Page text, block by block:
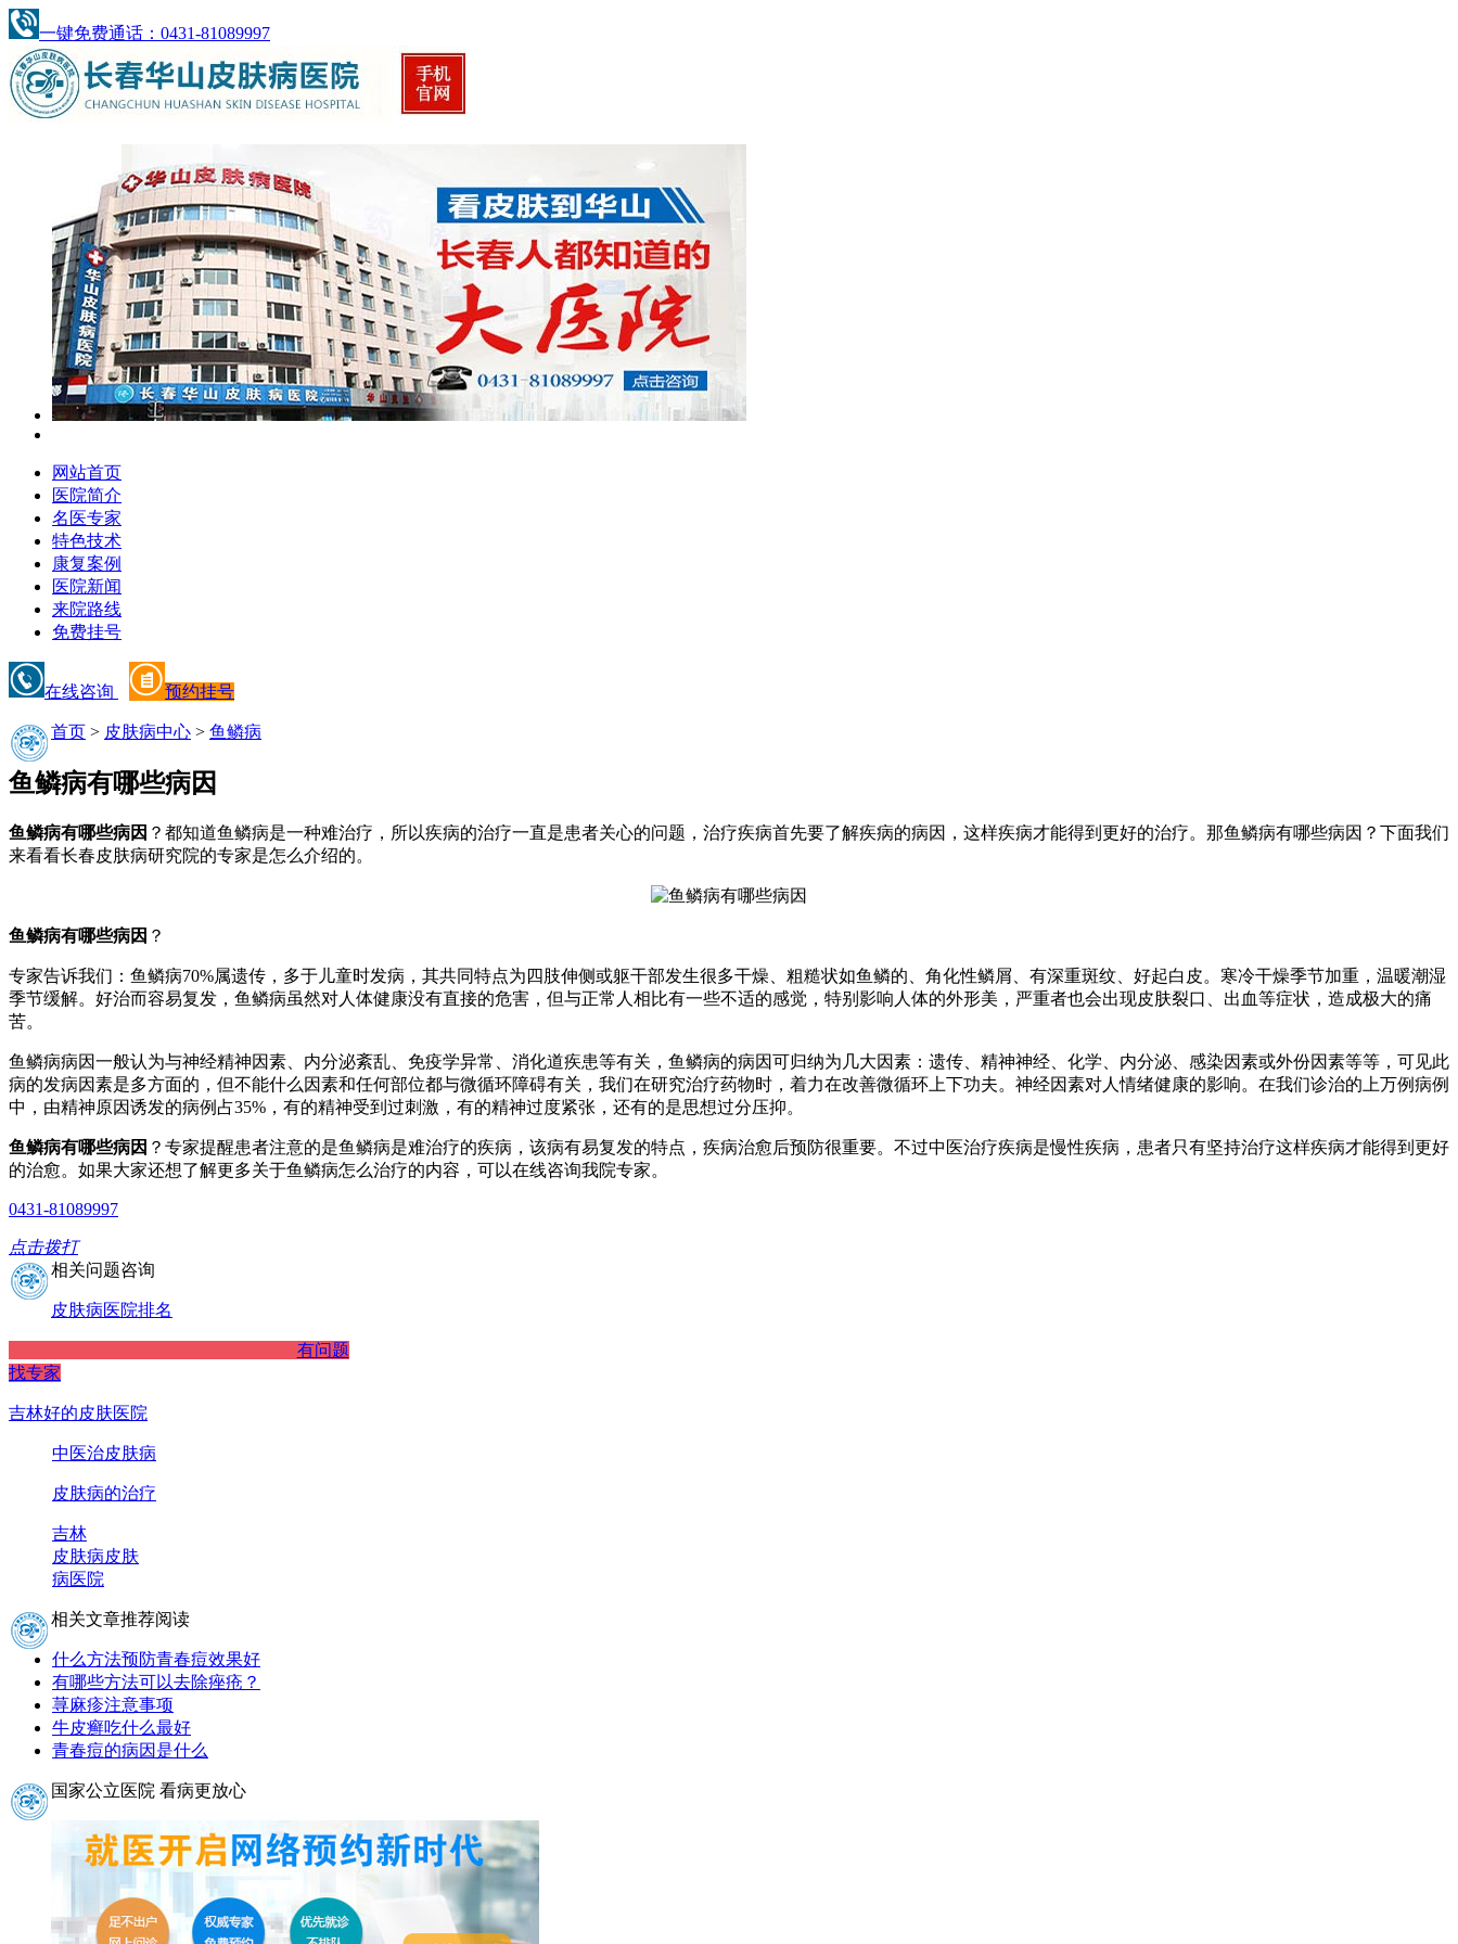
一键免费通话：0431-81089997
网站首页
医院简介
名医专家
特色技术
康复案例
医院新闻
来院路线
免费挂号
在线咨询 预约挂号
首页 > 皮肤病中心 > 鱼鳞病
鱼鳞病有哪些病因
鱼鳞病有哪些病因 ？都知道鱼鳞病是一种难治疗，所以疾病的治疗一直是患者关心的问题，治疗疾病首先要了解疾病的病因，这样疾病才能得到更好的治疗。那鱼鳞病有哪些病因？下面我们
来看看长春皮肤病研究院的专家是怎么介绍的。
鱼鳞病有哪些病因 ？
专家告诉我们：鱼鳞病70%属遗传，多于儿童时发病，其共同特点为四肢伸侧或躯干部发生很多干燥、粗糙状如鱼鳞的、角化性鳞屑、有深重斑纹、好起白皮。寒冷干燥季节加重，温暖潮湿
季节缓解。好治而容易复发，鱼鳞病虽然对人体健康没有直接的危害，但与正常人相比有一些不适的感觉，特别影响人体的外形美，严重者也会出现皮肤裂口、出血等症状，造成极大的痛
苦。
鱼鳞病病因一般认为与神经精神因素、内分泌紊乱、免疫学异常、消化道疾患等有关，鱼鳞病的病因可归纳为几大因素：遗传、精神神经、化学、内分泌、感染因素或外份因素等等，可见此
病的发病因素是多方面的，但不能什么因素和任何部位都与微循环障碍有关，我们在研究治疗药物时，着力在改善微循环上下功夫。神经因素对人情绪健康的影响。在我们诊治的上万例病例
中，由精神原因诱发的病例占35%，有的精神受到过刺激，有的精神过度紧张，还有的是思想过分压抑。
鱼鳞病有哪些病因 ？专家提醒患者注意的是鱼鳞病是难治疗的疾病，该病有易复发的特点，疾病治愈后预防很重要。不过中医治疗疾病是慢性疾病，患者只有坚持治疗这样疾病才能得到更好
的治愈。如果大家还想了解更多关于鱼鳞病怎么治疗的内容，可以在线咨询我院专家。
0431-81089997
点击拨打
相关问题咨询
皮肤病医院排名
有问题
找专家
吉林好的皮肤医院
中医治皮肤病
皮肤病的治疗
吉林
皮肤病皮肤
病医院
相关文章推荐阅读
什么方法预防青春痘效果好
有哪些方法可以去除痤疮？
荨麻疹注意事项
牛皮癣吃什么最好
青春痘的病因是什么
国家公立医院 看病更放心